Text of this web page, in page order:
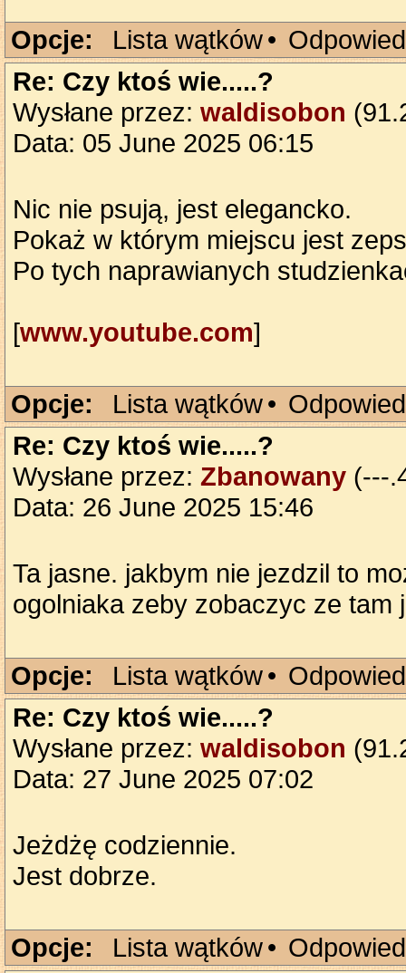
Opcje: Lista wątków•
Re: Czy ktoś wie.....?
Wysłane przez: waldisobon
Data: 05 June 2025 06:15
Nic nie psują, jest elegancko.
Pokaż w którym miejscu jest
Po tych naprawianych
[www.youtube.com]
Opcje: Lista wątków•
Re: Czy ktoś wie.....?
Wysłane przez: Zbanowany (---
Data: 26 June 2025 15:46
Ta jasne. jakbym nie jezdzil to
ogolniaka zeby zobaczyc ze tam
Opcje: Lista wątków•
Re: Czy ktoś wie.....?
Wysłane przez: waldisobon
Data: 27 June 2025 07:02
Jeżdżę codziennie.
Jest dobrze.
Opcje: Lista wątków•